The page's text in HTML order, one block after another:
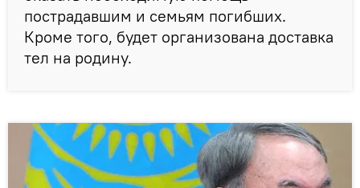
пострадавшим и семьям погибших.
Кроме того, будет организована доставка
тел на родину.